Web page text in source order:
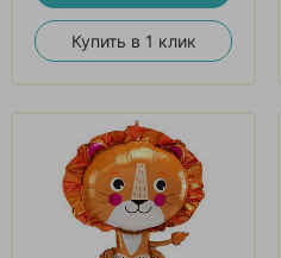
Купить в 1 клик